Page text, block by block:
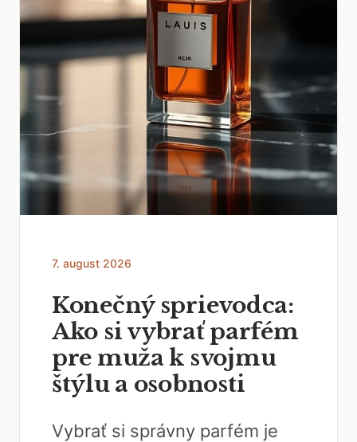
7. august 2026
Konečný sprievodca:
Ako si vybrať parfém
pre muža k svojmu
štýlu a osobnosti
Vybrať si správny parfém je